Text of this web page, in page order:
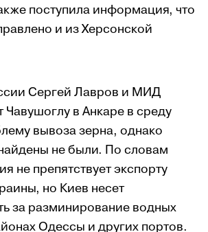
поступила информация, что
и из Херсонской
Сергей Лавров и МИД
в Анкаре в среду
вывоза зерна, однако
не были. По словам
не препятствует экспорту
но Киев несет
за разминирование водных
Одессы и других портов.